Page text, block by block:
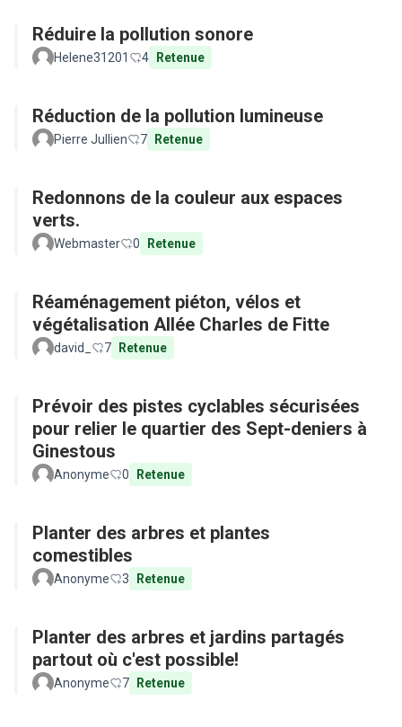
Réduire la pollution sonore
Helene31201 4 Retenue
Réduction de la pollution lumineuse
Pierre Jullien 7 Retenue
Redonnons de la couleur aux espaces
verts.
Webmaster 0 Retenue
Réaménagement piéton, vélos et
végétalisation Allée Charles de Fitte
david_ 7 Retenue
Prévoir des pistes cyclables sécurisées
pour relier le quartier des Sept-deniers à
Ginestous
Anonyme 0 Retenue
Planter des arbres et plantes
comestibles
Anonyme 3 Retenue
Planter des arbres et jardins partagés
partout où c'est possible!
Anonyme 7 Retenue